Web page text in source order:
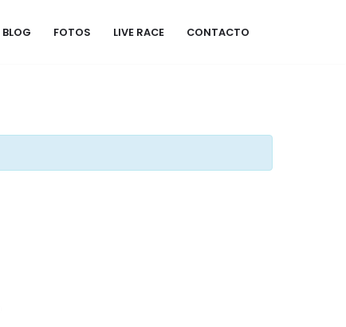
BLOG FOTOS LIVE RACE CONTACTO